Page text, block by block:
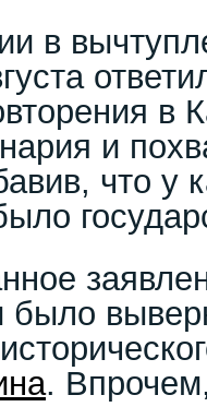
в
в
и
что у
.